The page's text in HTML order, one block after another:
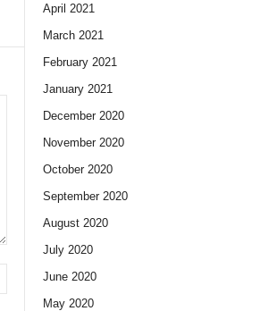
April 2021
March 2021
February 2021
January 2021
December 2020
November 2020
October 2020
September 2020
August 2020
July 2020
June 2020
May 2020